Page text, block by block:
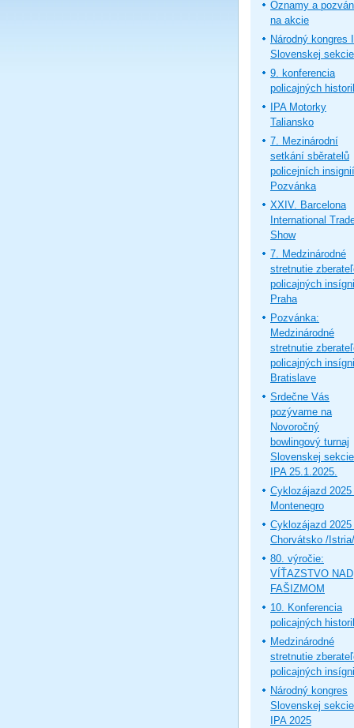
Oznamy a
na akcie
Národný kongres
Slovenskej sekcie
9. konferencia
policajných
IPA Motorky
Taliansko
7. Mezinárodní
setkání sběratelů
policejních
Pozvánka
XXIV. Barcelona
International
Show
7. Medzinárodné
stretnutie
policajných
Praha
Pozvánka:
Medzinárodné
stretnutie
policajných
Bratislave
Srdečne Vás
pozývame na
Novoročný
bowlingový turnaj
Slovenskej sekcie
IPA 25.1.2025.
Cyklozájazd 2025
Montenegro
Cyklozájazd 2025
Chorvátsko /Istria/
80. výročie:
VÍŤAZSTVO NAD
FAŠIZMOM
10. Konferencia
policajných
Medzinárodné
stretnutie
policajných
Národný kongres
Slovenskej sekcie
IPA 2025